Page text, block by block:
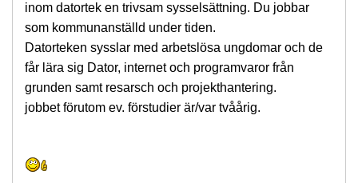
inom datortek en trivsam sysselsättning. Du jobbar
som kommunanställd under tiden.
Datorteken sysslar med arbetslösa ungdomar och de
får lära sig Dator, internet och programvaror från
grunden samt resarsch och projekthantering.
jobbet förutom ev. förstudier är/var tvåårig.